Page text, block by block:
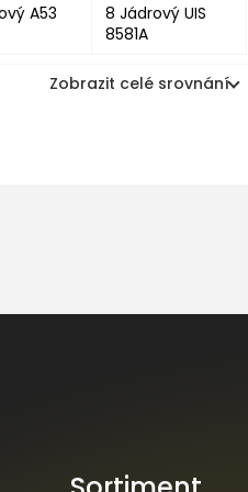
A53
8 Jádrový UIS
8581A
Zobrazit celé srovnání